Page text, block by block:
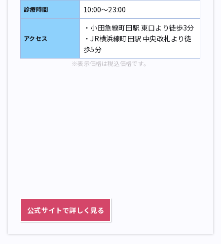
診療時間 10:00～23:00
アクセス
・小田急線町田駅 東口より徒歩3分
・JR横浜線町田駅 中央改札より徒
歩5分
※表示価格は税込価格です。
公式サイトで詳しく見る